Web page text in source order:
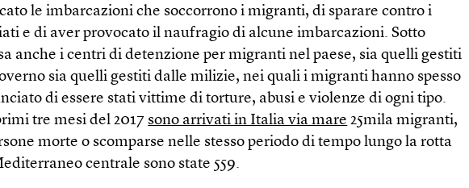
le imbarcazioni che soccorrono i migranti, di sparare contro i
e di aver provocato il naufragio di alcune imbarcazioni. Sotto
anche i centri di detenzione per migranti nel paese, sia quelli gestiti
sia quelli gestiti dalle milizie, nei quali i migranti hanno spesso
di essere stati vittime di torture, abusi e violenze di ogni tipo.
tre mesi del 2017 sono arrivati in Italia via mare 25mila migranti,
morte o scomparse nelle stesso periodo di tempo lungo la rotta
centrale sono state 559.